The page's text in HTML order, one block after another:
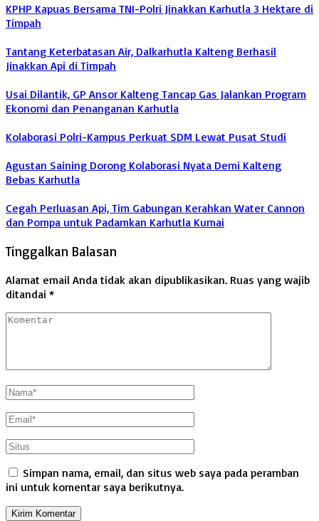
KPHP Kapuas Bersama TNI-Polri Jinakkan Karhutla 3 Hektare di
Timpah
Tantang Keterbatasan Air, Dalkarhutla Kalteng Berhasil
Jinakkan Api di Timpah
Usai Dilantik, GP Ansor Kalteng Tancap Gas Jalankan Program
Ekonomi dan Penanganan Karhutla
Kolaborasi Polri-Kampus Perkuat SDM Lewat Pusat Studi
Agustan Saining Dorong Kolaborasi Nyata Demi Kalteng
Bebas Karhutla
Cegah Perluasan Api, Tim Gabungan Kerahkan Water Cannon
dan Pompa untuk Padamkan Karhutla Kumai
Tinggalkan Balasan
Alamat email Anda tidak akan dipublikasikan. Ruas yang wajib
ditandai *
Simpan nama, email, dan situs web saya pada peramban
ini untuk komentar saya berikutnya.